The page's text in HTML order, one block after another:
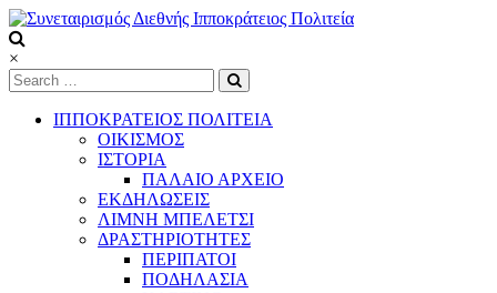
Skip
to
content
Συνεταιρισμός
Διεθνής
Ιπποκράτειος
Πολιτεία
×
ΙΠΠΟΚΡΑΤΕΙΟΣ ΠΟΛΙΤΕΙΑ
ΟΙΚΙΣΜΟΣ
ΙΣΤΟΡΙΑ
ΠΑΛΑΙΟ ΑΡΧΕΙΟ
ΕΚΔΗΛΩΣΕΙΣ
ΛΙΜΝΗ ΜΠΕΛΕΤΣΙ
ΔΡΑΣΤΗΡΙΟΤΗΤΕΣ
ΠΕΡΙΠΑΤΟΙ
ΠΟΔΗΛΑΣΙΑ